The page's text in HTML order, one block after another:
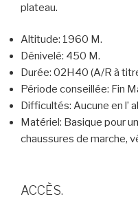
plateau.
Altitude: 1960 M.
Dénivelé: 450 M.
Durée: 02H40 (A/R à
Période conseillée: Fin
Difficultés: Aucune en l’
Matériel: Basique pour
chaussures de marche,
ACCÈS.